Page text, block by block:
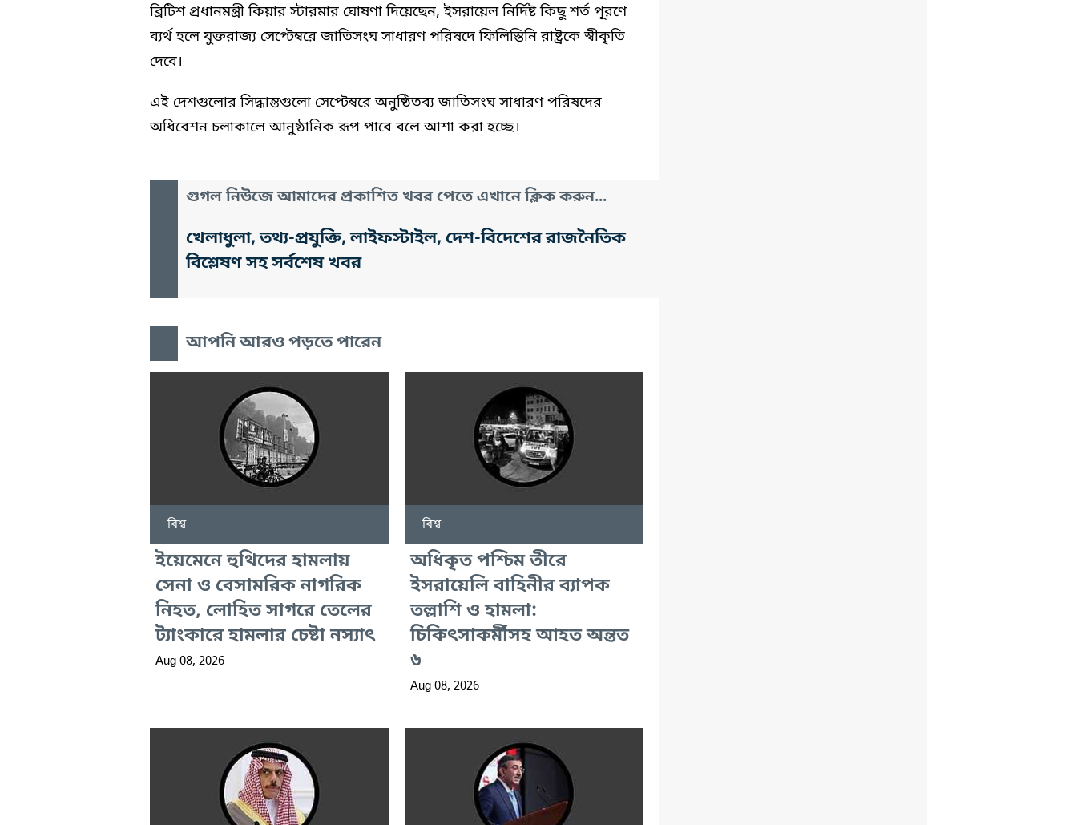
ব্রিটিশ প্রধানমন্ত্রী কিয়ার স্টারমার ঘোষণা দিয়েছেন, ইসরায়েল নির্দিষ্ট কিছু শর্ত পূরণে
ব্যর্থ হলে যুক্তরাজ্য সেপ্টেম্বরে জাতিসংঘ সাধারণ পরিষদে ফিলিস্তিনি রাষ্ট্রকে স্বীকৃতি
দেবে।
এই দেশগুলোর সিদ্ধান্তগুলো সেপ্টেম্বরে অনুষ্ঠিতব্য জাতিসংঘ সাধারণ পরিষদের
অধিবেশন চলাকালে আনুষ্ঠানিক রূপ পাবে বলে আশা করা হচ্ছে।
গুগল নিউজে আমাদের প্রকাশিত খবর পেতে এখানে ক্লিক করুন...
খেলাধুলা, তথ্য-প্রযুক্তি, লাইফস্টাইল, দেশ-বিদেশের রাজনৈতিক
বিশ্লেষণ সহ সর্বশেষ খবর
আপনি আরও পড়তে পারেন
বিশ্ব
ইয়েমেনে হুথিদের হামলায়
সেনা ও বেসামরিক নাগরিক
নিহত, লোহিত সাগরে তেলের
ট্যাংকারে হামলার চেষ্টা নস্যাৎ
Aug 08, 2026
বিশ্ব
অধিকৃত পশ্চিম তীরে
ইসরায়েলি বাহিনীর ব্যাপক
তল্লাশি ও হামলা:
চিকিৎসাকর্মীসহ আহত অন্তত
৬
Aug 08, 2026